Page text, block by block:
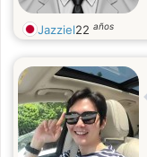
Jazziel22 años